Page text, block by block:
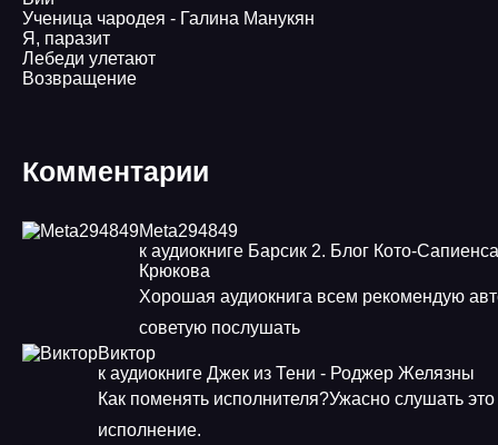
Ученица чародея - Галина Манукян
Я, паразит
Лебеди улетают
Возвращение
Комментарии
Meta294849
к аудиокниге Барсик 2. Блог Кото-
Крюкова
Хорошая аудиокнига всем рекомендую
советую послушать
Виктор
к аудиокниге Джек из Тени - Роджер Желязны
Как поменять исполнителя?Ужасно слушать это
исполнение.